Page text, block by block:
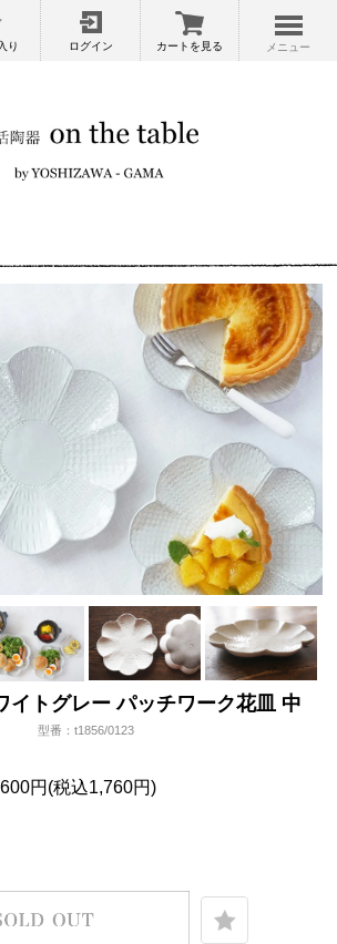
り ログイン カートを見る メニュー
トグレー パッチワーク花皿 中
型番：t1856/0123
円(税込1,760円)